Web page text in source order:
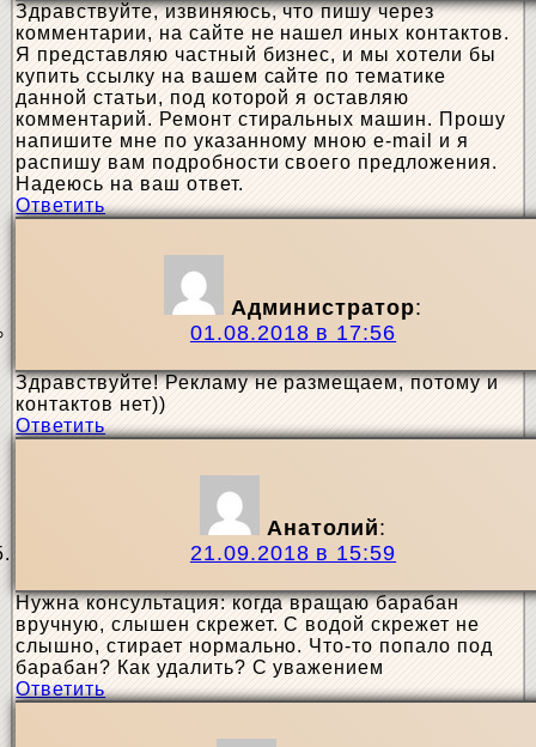
Здравствуйте, извиняюсь, что пишу через
комментарии, на сайте не нашел иных контактов.
Я представляю частный бизнес, и мы хотели бы
купить ссылку на вашем сайте по тематике
данной статьи, под которой я оставляю
комментарий. Ремонт стиральных машин. Прошу
напишите мне по указанному мною e-mail и я
распишу вам подробности своего предложения.
Надеюсь на ваш ответ.
Ответить
Администратор:
01.08.2018 в 17:56
Здравствуйте! Рекламу не размещаем, потому и
контактов нет))
Ответить
Анатолий:
21.09.2018 в 15:59
Нужна консультация: когда вращаю барабан
вручную, слышен скрежет. С водой скрежет не
слышно, стирает нормально. Что-то попало под
барабан? Как удалить? С уважением
Ответить